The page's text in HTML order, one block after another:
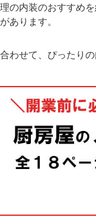
の内装のおすすめ
あります。
わせて、ぴったり